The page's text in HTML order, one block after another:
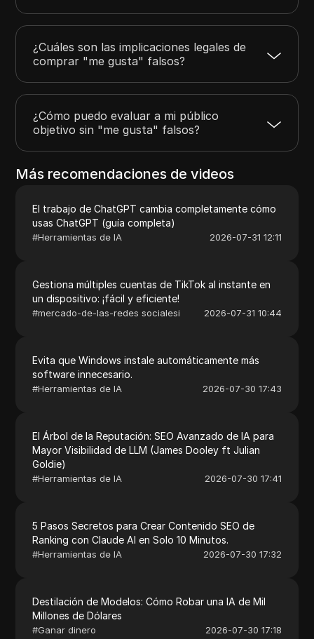
¿Cuáles son las implicaciones legales de
comprar "me gusta" falsos?
¿Cómo puedo evaluar a mi público
objetivo sin "me gusta" falsos?
Más recomendaciones de videos
El trabajo de ChatGPT cambia completamente cómo
usas ChatGPT (guía completa)
#Herramientas de IA 2026-07-31 12:11
Gestiona múltiples cuentas de TikTok al instante en
un dispositivo: ¡fácil y eficiente!
#mercado-de-las-redes socialesi 2026-07-31 10:44
Evita que Windows instale automáticamente más
software innecesario.
#Herramientas de IA 2026-07-30 17:43
El Árbol de la Reputación: SEO Avanzado de IA para
Mayor Visibilidad de LLM (James Dooley ft Julian
Goldie)
#Herramientas de IA 2026-07-30 17:41
5 Pasos Secretos para Crear Contenido SEO de
Ranking con Claude AI en Solo 10 Minutos.
#Herramientas de IA 2026-07-30 17:32
Destilación de Modelos: Cómo Robar una IA de Mil
Millones de Dólares
#Ganar dinero 2026-07-30 17:18